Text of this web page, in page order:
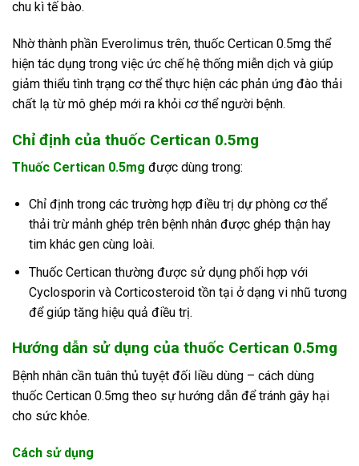
chu kì tế bào.
Nhờ thành phần Everolimus trên, thuốc Certican 0.5mg thể
hiện tác dụng trong việc ức chế hệ thống miễn dịch và giúp
giảm thiểu tình trạng cơ thể thực hiện các phản ứng đào thải
chất lạ từ mô ghép mới ra khỏi cơ thể người bệnh.
Chỉ định của thuốc Certican 0.5mg
Thuốc Certican 0.5mg được dùng trong:
Chỉ định trong các trường hợp điều trị dự phòng cơ thể
thải trừ mảnh ghép trên bệnh nhân được ghép thận hay
tim khác gen cùng loài.
Thuốc Certican thường được sử dụng phối hợp với
Cyclosporin và Corticosteroid tồn tại ở dạng vi nhũ tương
để giúp tăng hiệu quả điều trị.
Hướng dẫn sử dụng của thuốc Certican 0.5mg
Bệnh nhân cần tuân thủ tuyệt đối liều dùng – cách dùng
thuốc Certican 0.5mg theo sự hướng dẫn để tránh gây hại
cho sức khỏe.
Cách sử dụng